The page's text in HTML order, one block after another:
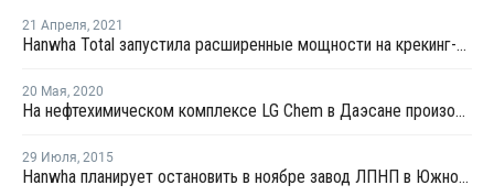
21 Апреля, 2021
Hanwha Total запустила расширенные мощности на крекинг-установке в Даэсане
20 Мая, 2020
На нефтехимическом комплексе LG Chem в Даэсане произошел пожар
29 Июля, 2015
Hanwha планирует остановить в ноябре завод ЛПНП в Южной Корее на профилактику